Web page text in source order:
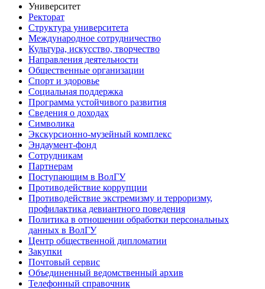
Университет
Ректорат
Структура университета
Международное сотрудничество
Культура, искусство, творчество
Направления деятельности
Общественные организации
Спорт и здоровье
Социальная поддержка
Программа устойчивого развития
Сведения о доходах
Символика
Экскурсионно-музейный комплекс
Эндаумент-фонд
Сотрудникам
Партнерам
Поступающим в ВолГУ
Противодействие коррупции
Противодействие экстремизму и терроризму,
профилактика девиантного поведения
Политика в отношении обработки персональных
данных в ВолГУ
Центр общественной дипломатии
Закупки
Почтовый сервис
Объединенный ведомственный архив
Телефонный справочник